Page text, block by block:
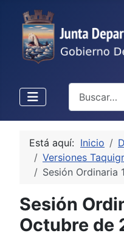
Está aquí: Inicio
Versiones
Sesión Ordinaria
Sesión
Octubre de